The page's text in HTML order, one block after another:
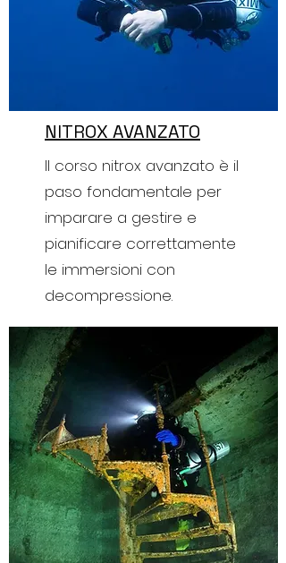
NITROX AVANZATO
Il corso nitrox avanzato è il
paso fondamentale per
imparare a gestire e
pianificare correttamente
le immersioni con
decompressione.